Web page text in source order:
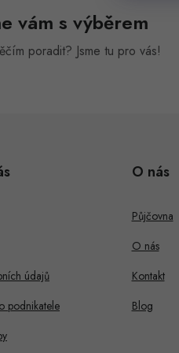
vám s výběrem
poradit? Jsme tu pro vás!
údajů
podnikatele
O nás
Půjčovna
O nás
Kontakt
Blog